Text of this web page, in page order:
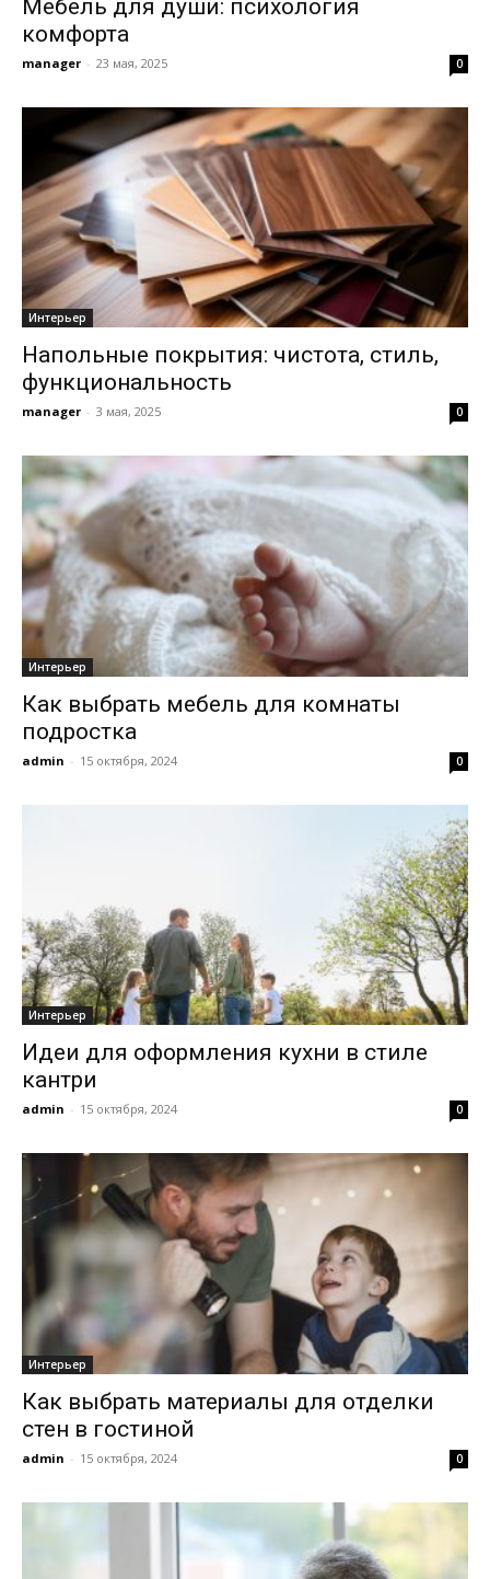
Мебель для души: психология
комфорта
manager - 23 мая, 2025 0
Интерьер
Напольные покрытия: чистота, стиль,
функциональность
manager - 3 мая, 2025 0
Интерьер
Как выбрать мебель для комнаты
подростка
admin - 15 октября, 2024 0
Интерьер
Идеи для оформления кухни в стиле
кантри
admin - 15 октября, 2024 0
Интерьер
Как выбрать материалы для отделки
стен в гостиной
admin - 15 октября, 2024 0